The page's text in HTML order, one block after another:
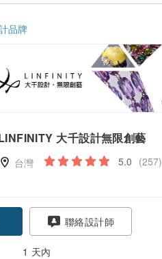
品牌
大千設計無限創藝
台灣 5.0 (257)
聯絡設計師
1 天內